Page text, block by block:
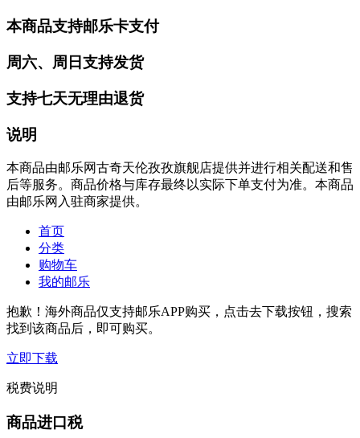
本商品支持邮乐卡支付
周六、周日支持发货
支持七天无理由退货
说明
本商品由邮乐网古奇天伦孜孜旗舰店提供并进行相关配送和售
后等服务。商品价格与库存最终以实际下单支付为准。本商品
由邮乐网入驻商家提供。
首页
分类
购物车
我的邮乐
抱歉！海外商品仅支持邮乐APP购买，点击去下载按钮，搜索
找到该商品后，即可购买。
立即下载
税费说明
商品进口税